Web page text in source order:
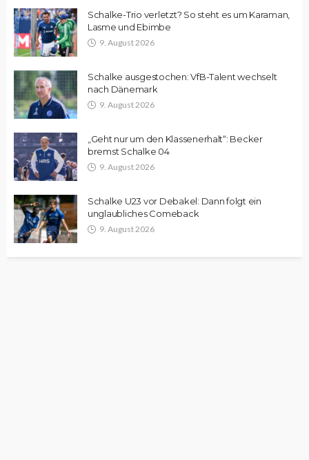
Schalke-Trio verletzt? So steht es um Karaman,
Lasme und Ebimbe
9. August 2026
Schalke ausgestochen: VfB-Talent wechselt
nach Dänemark
9. August 2026
„Geht nur um den Klassenerhalt“: Becker
bremst Schalke 04
9. August 2026
Schalke U23 vor Debakel: Dann folgt ein
unglaubliches Comeback
9. August 2026